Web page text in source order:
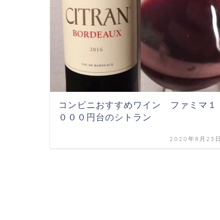
コンビニおすすめワイン ファミマ１
０００円台のシトラン
2020年8月23